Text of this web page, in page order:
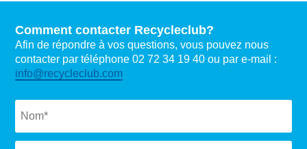
Comment contacter Recycleclub?
Afin de répondre à vos questions, vous pouvez nous
contacter par téléphone 02 72 34 19 40 ou par e-mail :
info@recycleclub.com
Naam *
Email *